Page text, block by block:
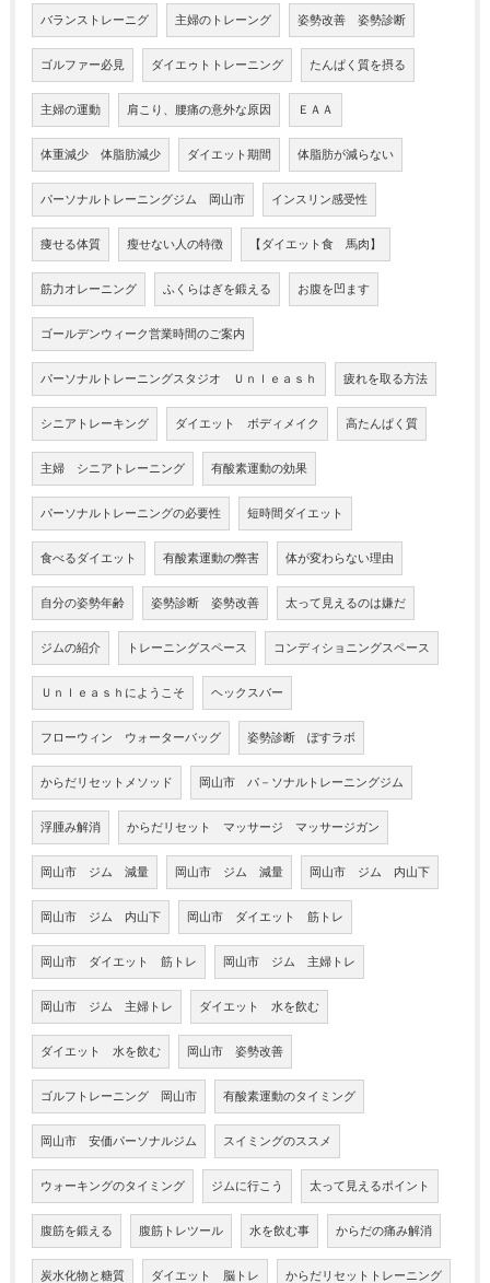
バランストレーニグ 主婦のトレーング 姿勢改善 姿勢診断
ゴルファー必見 ダイエゥトトレーニング たんぱく質を摂る
主婦の運動 肩こり、腰痛の意外な原因 ＥＡＡ
体重減少 体脂肪減少 ダイエット期間 体脂肪が減らない
パーソナルトレーニングジム 岡山市 インスリン感受性
痩せる体質 瘦せない人の特徴 【ダイエット食 馬肉】
筋力オレーニング ふくらはぎを鍛える お腹を凹ます
ゴールデンウィーク営業時間のご案内
パーソナルトレーニングスタジオ Ｕｎｌｅａｓｈ 疲れを取る方法
シニアトレーキング ダイエット ボディメイク 高たんぱく質
主婦 シニアトレーニング 有酸素運動の効果
パーソナルトレーニングの必要性 短時間ダイエット
食べるダイエット 有酸素運動の弊害 体が変わらない理由
自分の姿勢年齢 姿勢診断 姿勢改善 太って見えるのは嫌だ
ジムの紹介 トレーニングスペース コンディショニングスペース
Ｕｎｌｅａｓｈにようこそ ヘックスバー
フローウィン ウォーターバッグ 姿勢診断 ぽすラボ
からだリセットメソッド 岡山市 パ－ソナルトレーニングジム
浮腫み解消 からだリセット マッサージ マッサージガン
岡山市 ジム 減量 岡山市 ジム 減量 岡山市 ジム 内山下
岡山市 ジム 内山下 岡山市 ダイエット 筋トレ
岡山市 ダイエット 筋トレ 岡山市 ジム 主婦トレ
岡山市 ジム 主婦トレ ダイエット 水を飲む
ダイエット 水を飲む 岡山市 姿勢改善
ゴルフトレーニング 岡山市 有酸素運動のタイミング
岡山市 安価パーソナルジム スイミングのススメ
ウォーキングのタイミング ジムに行こう 太って見えるポイント
腹筋を鍛える 腹筋トレツール 水を飲む事 からだの痛み解消
炭水化物と糖質 ダイエット 脳トレ からだリセットトレーニング